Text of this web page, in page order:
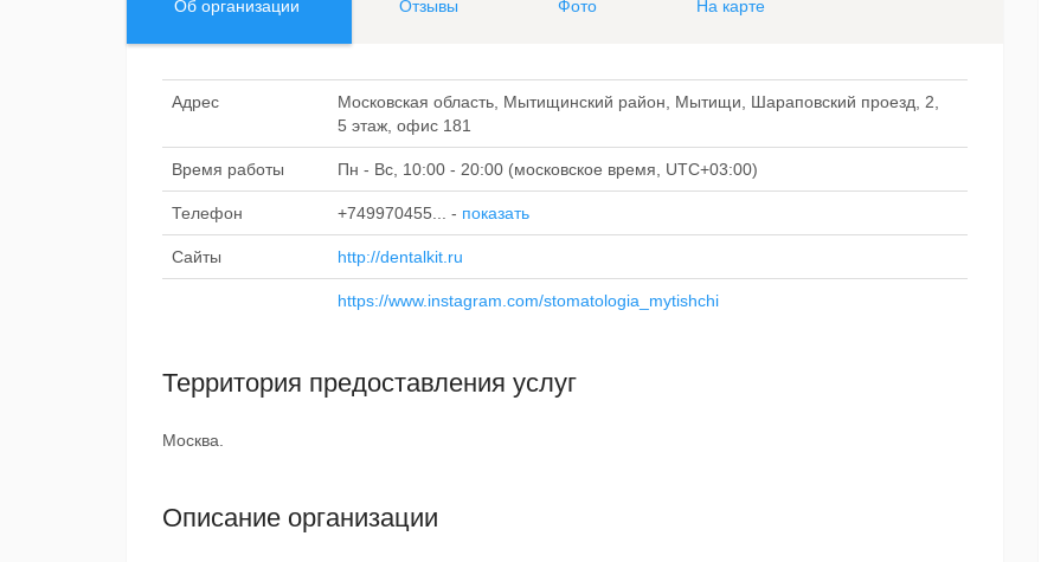
Об организации Отзывы Фото На карте
Адрес
Московская область, Мытищинский район, Мытищи, Шараповский проезд, 2,
5 этаж, офис 181
Время работы Пн - Вс, 10:00 - 20:00 (московское время, UTC+03:00)
Телефон +749970455... - показать
Сайты http://dentalkit.ru
https://www.instagram.com/stomatologia_mytishchi
Территория предоставления услуг
Москва.
Описание организации